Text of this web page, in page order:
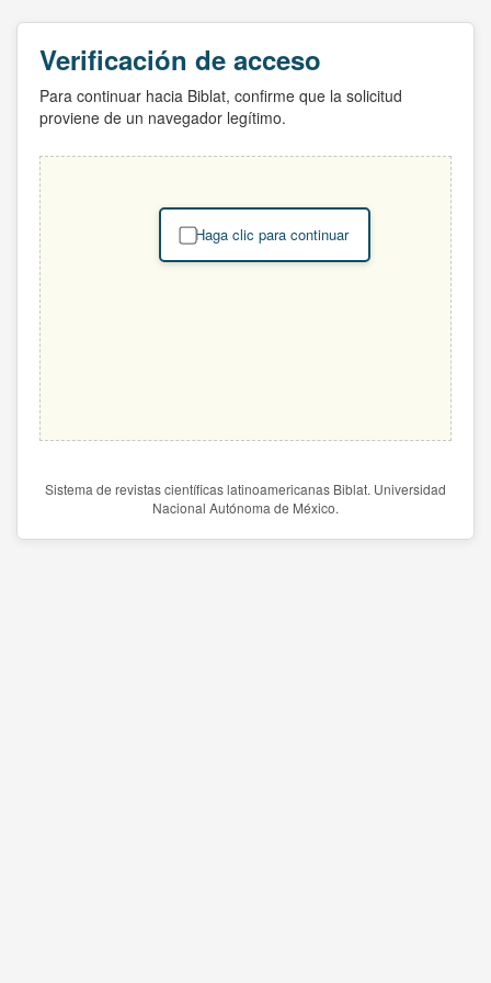
Verificación de acceso
Para continuar hacia Biblat, confirme que la solicitud
proviene de un navegador legítimo.
Haga clic para continuar
Sistema de revistas científicas latinoamericanas Biblat. Universidad
Nacional Autónoma de México.